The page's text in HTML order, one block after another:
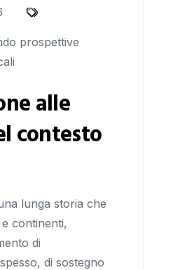
prospettive
alle
contesto
lunga storia che
continenti,
di
di sostegno